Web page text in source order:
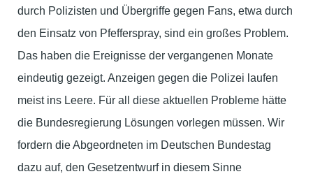
durch Polizisten und Übergriffe gegen Fans, etwa durch
den Einsatz von Pfefferspray, sind ein großes Problem.
Das haben die Ereignisse der vergangenen Monate
eindeutig gezeigt. Anzeigen gegen die Polizei laufen
meist ins Leere. Für all diese aktuellen Probleme hätte
die Bundesregierung Lösungen vorlegen müssen. Wir
fordern die Abgeordneten im Deutschen Bundestag
dazu auf, den Gesetzentwurf in diesem Sinne